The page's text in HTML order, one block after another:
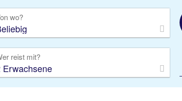
wo?
reist mit?
Erwachsene